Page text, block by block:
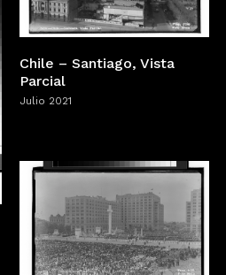
Chile – Santiago, Vista
Parcial
Julio 2021